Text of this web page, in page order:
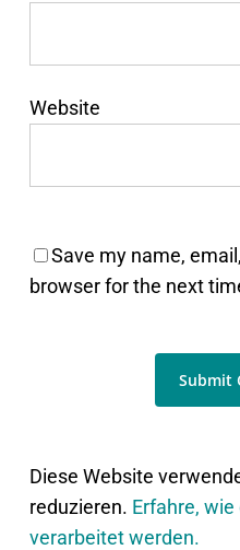
Website
Save my name,
browser for the next
Diese Website
reduzieren. Erfahre,
verarbeitet werden.